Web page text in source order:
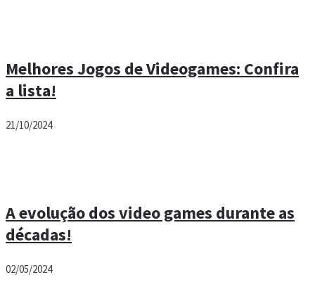
Melhores Jogos de Videogames: Confira
a lista!
21/10/2024
A evolução dos video games durante as
décadas!
02/05/2024